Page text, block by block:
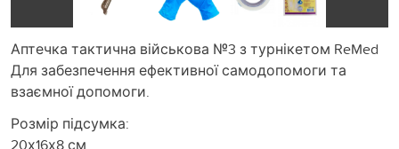
Аптечка тактична військова №3 з турнікетом ReMed
Для забезпечення ефективної самодопомоги та
взаємної допомоги.
Розмір підсумка:
20х16х8 см